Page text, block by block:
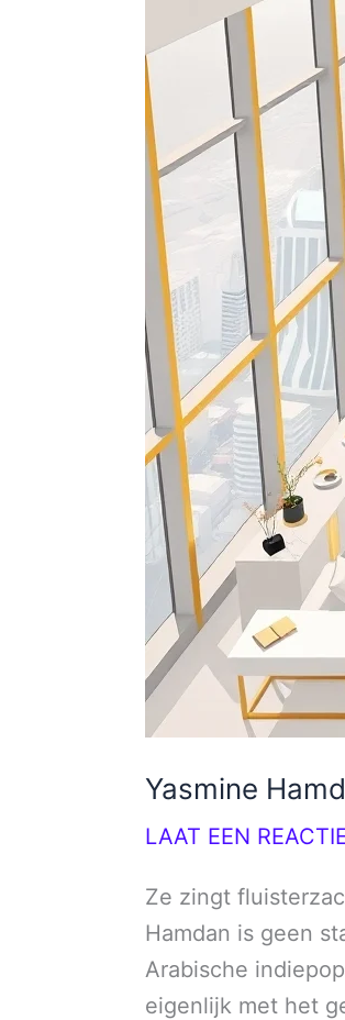
Yasmine
LAAT EEN
Ze zingt
Hamdan is geen
Arabische
eigenlijk met het